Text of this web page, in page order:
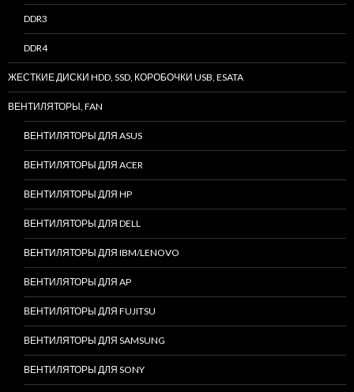
DDR3
DDR4
ЖЕСТКИЕ ДИСКИ HDD, SSD, КОРОБОЧКИ USB, ESATA
ВЕНТИЛЯТОРЫ, FAN
ВЕНТИЛЯТОРЫ ДЛЯ ASUS
ВЕНТИЛЯТОРЫ ДЛЯ ACER
ВЕНТИЛЯТОРЫ ДЛЯ HP
ВЕНТИЛЯТОРЫ ДЛЯ DELL
ВЕНТИЛЯТОРЫ ДЛЯ IBM/LENOVO
ВЕНТИЛЯТОРЫ ДЛЯ AP
ВЕНТИЛЯТОРЫ ДЛЯ FUJITSU
ВЕНТИЛЯТОРЫ ДЛЯ SAMSUNG
ВЕНТИЛЯТОРЫ ДЛЯ SONY